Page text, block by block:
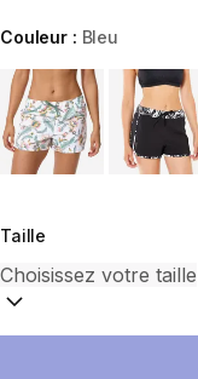
Couleur : Bleu
Choose a variant
Taille